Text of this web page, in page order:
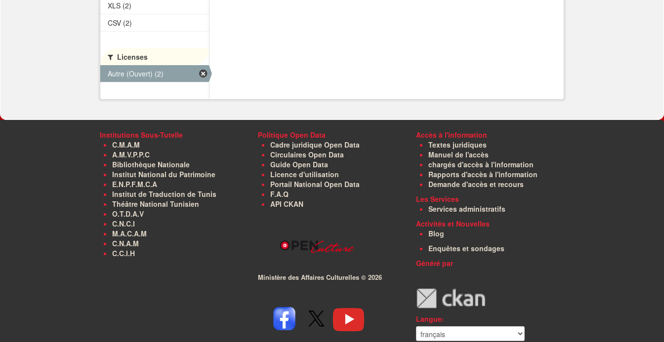
XLS (2)
CSV (2)
Licenses
Autre (Ouvert) (2)
Institutions Sous-Tutelle
C.M.A.M
A.M.V.P.P.C
Bibliothèque Nationale
Institut National du Patrimoine
E.N.P.F.M.C.A
Institut de Traduction de Tunis
Théâtre National Tunisien
O.T.D.A.V
C.N.C.I
M.A.C.A.M
C.N.A.M
C.C.I.H
Politique Open Data
Cadre juridique Open Data
Circulaires Open Data
Guide Open Data
Licence d'utilisation
Portail National Open Data
F.A.Q
API CKAN
Ministère des Affaires Culturelles © 2026
Accès à l'information
Textes juridiques
Manuel de l'accès
chargés d'accès à l'information
Rapports d'accès à l'information
Demande d'accès et recours
Les Services
Services administratifs
Activités et Nouvelles
Blog
Enquêtes et sondages
Généré par
Langue